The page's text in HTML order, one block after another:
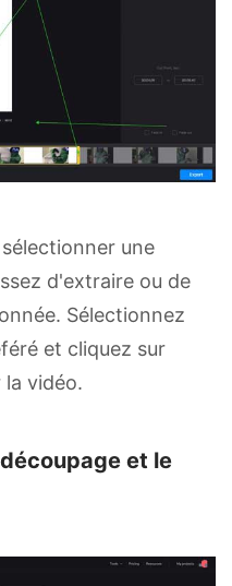
une
d'extraire ou de
Sélectionnez
et cliquez sur
vidéo.
et le